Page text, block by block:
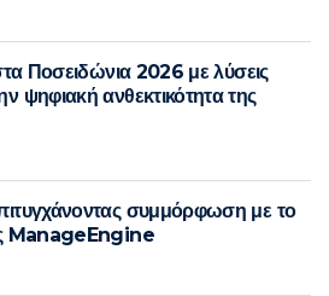
Ποσειδώνια 2026 με λύσεις
ψηφιακή ανθεκτικότητα της
συμμόρφωση με το
ManageEngine